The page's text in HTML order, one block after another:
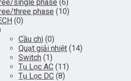
single phase (6)
three phase (10)
(0)
Cầu chì (0)
Quạt giải nhiệt (14)
Switch (1)
Tụ Lọc AC (11)
Tụ Lọc DC (8)